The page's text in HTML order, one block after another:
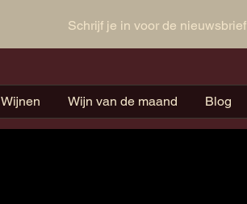
Schrijf je in voor de nieuwsbrief
Wijnen Wijn van de maand Blog